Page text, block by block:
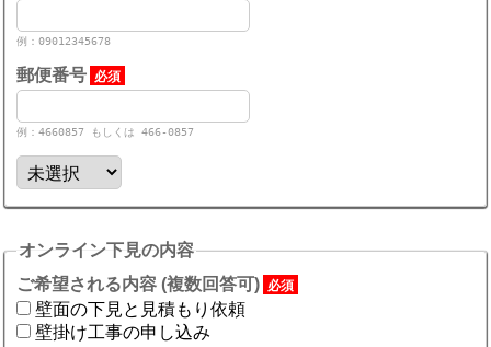
例：09012345678
郵便番号 必須
例：4660857 もしくは 466-0857
オンライン下見の内容
ご希望される内容 (複数回答可) 必須
壁面の下見と見積もり依頼
壁掛け工事の申し込み